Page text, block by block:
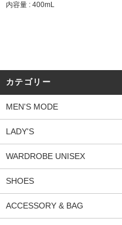
内容量 : 400mL
カテゴリー
MEN'S MODE
LADY'S
WARDROBE UNISEX
SHOES
ACCESSORY & BAG